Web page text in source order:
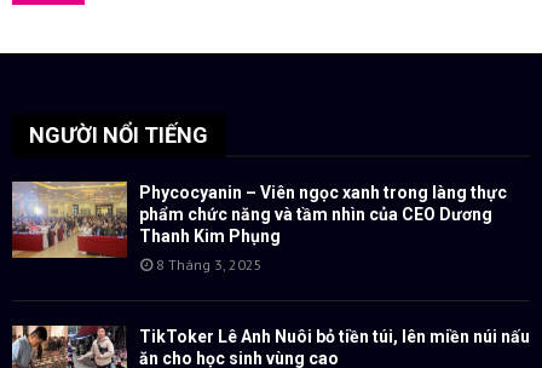
NGƯỜI NỔI TIẾNG
Phycocyanin – Viên ngọc xanh trong làng thực
phẩm chức năng và tầm nhìn của CEO Dương
Thanh Kim Phụng
8 Tháng 3, 2025
TikToker Lê Anh Nuôi bỏ tiền túi, lên miền núi nấu
ăn cho học sinh vùng cao